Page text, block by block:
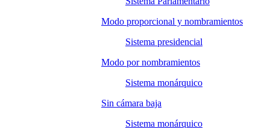
Modo proporcional y nombramientos
Sistema presidencial
Modo por nombramientos
Sistema monárquico
Sin cámara baja
Sistema monárquico